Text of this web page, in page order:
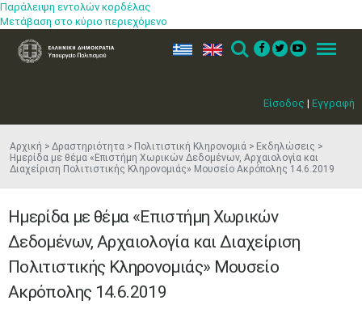
Παράλειψη εντολών κορδέλας
Μετάβαση στο κύριο περιεχόμενο
Είσοδος | Εγγραφή
ελ en Search Menu
Αρχική Δραστηριότητα Πολιτιστική Κληρονομιά
Εκδηλώσεις
Ημερίδα με θέμα «Επιστήμη Χωρικών Δεδομένων, Αρχαιολογία και
Διαχείριση Πολιτιστικής Κληρονομιάς» Μουσείο Ακρόπολης 14.6.2019
Ημερίδα με θέμα «Επιστήμη Χωρικών
Δεδομένων, Αρχαιολογία και Διαχείριση
Πολιτιστικής Κληρονομιάς» Μουσείο
Ακρόπολης 14.6.2019